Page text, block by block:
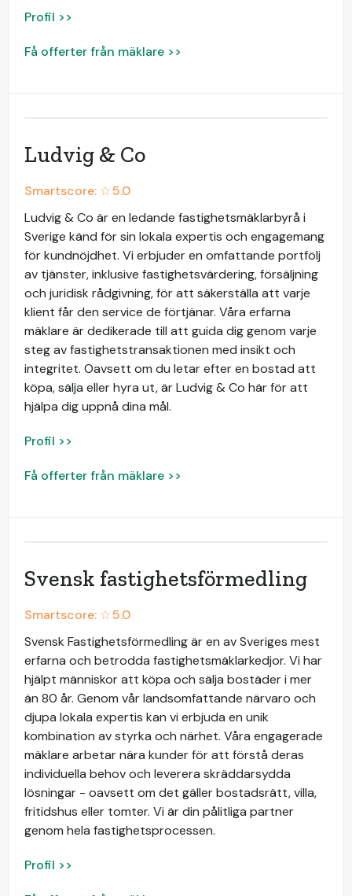
Profil >>
Få offerter från mäklare >>
Ludvig & Co
Smartscore: ☆5.0
Ludvig & Co är en ledande fastighetsmäklarbyrå i
Sverige känd för sin lokala expertis och engagemang
för kundnöjdhet. Vi erbjuder en omfattande portfölj
av tjänster, inklusive fastighetsvärdering, försäljning
och juridisk rådgivning, för att säkerställa att varje
klient får den service de förtjänar. Våra erfarna
mäklare är dedikerade till att guida dig genom varje
steg av fastighetstransaktionen med insikt och
integritet. Oavsett om du letar efter en bostad att
köpa, sälja eller hyra ut, är Ludvig & Co här för att
hjälpa dig uppnå dina mål.
Profil >>
Få offerter från mäklare >>
Svensk fastighetsförmedling
Smartscore: ☆5.0
Svensk Fastighetsförmedling är en av Sveriges mest
erfarna och betrodda fastighetsmäklarkedjor. Vi har
hjälpt människor att köpa och sälja bostäder i mer
än 80 år. Genom vår landsomfattande närvaro och
djupa lokala expertis kan vi erbjuda en unik
kombination av styrka och närhet. Våra engagerade
mäklare arbetar nära kunder för att förstå deras
individuella behov och leverera skräddarsydda
lösningar - oavsett om det gäller bostadsrätt, villa,
fritidshus eller tomter. Vi är din pålitliga partner
genom hela fastighetsprocessen.
Profil >>